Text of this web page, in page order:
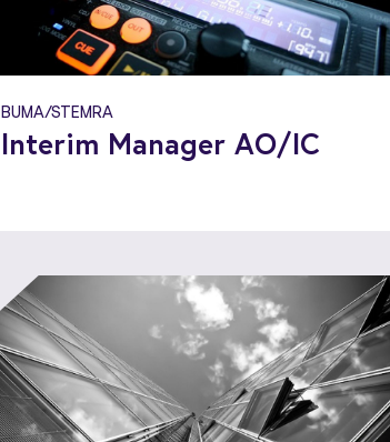
BUMA/STEMRA
Interim Manager AO/IC